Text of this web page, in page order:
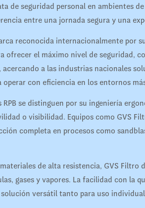
de seguridad personal en ambientes
entre una jornada segura y una
reconocida internacionalmente por
ofrecer el máximo nivel de seguridad,
acercando a las industrias nacionales
operar con eficiencia en los entornos
RPB se distinguen por su ingeniería
o visibilidad. Equipos como GVS
completa en procesos como
de alta resistencia, GVS Filtro
gases y vapores. La facilidad con la
solución versátil tanto para uso